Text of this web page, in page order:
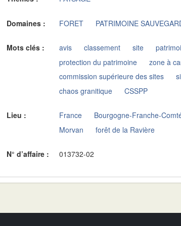
Domaines : FORET PATRIMOINE
Mots clés : avis classement site
protection du patrimoine
zone à
commission supérieure des sites
chaos granitique
CSSPP
Lieu : France Bourgogne-Franche-
Morvan
forêt de la Ravière
N° d’affaire : 013732-02